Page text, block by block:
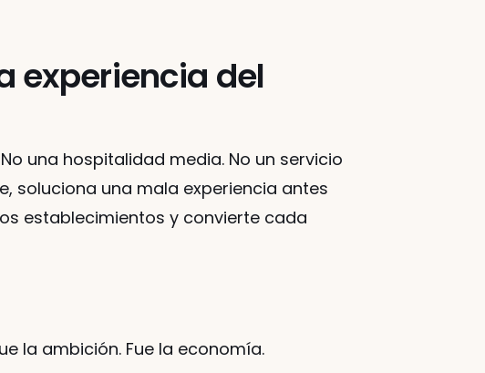
experiencia del
una hospitalidad media. No un servicio
soluciona una mala experiencia antes
establecimientos y convierte cada
la ambición. Fue la economía.